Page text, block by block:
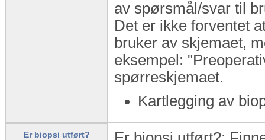
av spørsmål/svar til
Det er ikke forventet
bruker av skjemaet,
eksempel:
spørreskjemaet.
Kartlegging av
Er biopsi utført?